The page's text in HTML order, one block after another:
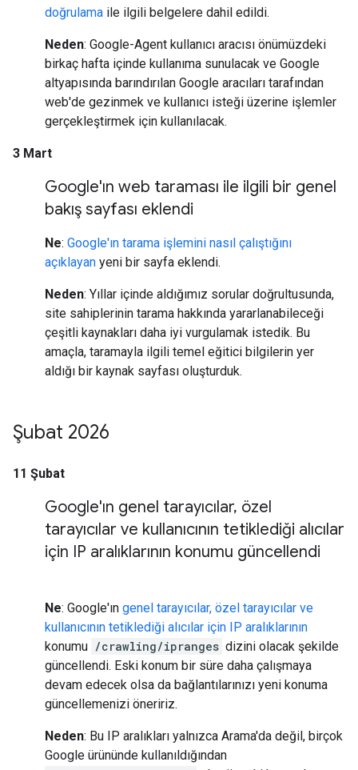
doğrulama ile ilgili belgelere dahil edildi.
Neden: Google-Agent kullanıcı aracısı önümüzdeki
birkaç hafta içinde kullanıma sunulacak ve Google
altyapısında barındırılan Google aracıları tarafından
web'de gezinmek ve kullanıcı isteği üzerine işlemler
gerçekleştirmek için kullanılacak.
3 Mart
Google'ın web taraması ile ilgili bir genel
bakış sayfası eklendi
Ne: Google'ın tarama işlemini nasıl çalıştığını
açıklayan yeni bir sayfa eklendi.
Neden: Yıllar içinde aldığımız sorular doğrultusunda,
site sahiplerinin tarama hakkında yararlanabileceği
çeşitli kaynakları daha iyi vurgulamak istedik. Bu
amaçla, taramayla ilgili temel eğitici bilgilerin yer
aldığı bir kaynak sayfası oluşturduk.
Şubat 2026
11 Şubat
Google'ın genel tarayıcılar, özel
tarayıcılar ve kullanıcının tetiklediği alıcılar
için IP aralıklarının konumu güncellendi
Ne: Google'ın genel tarayıcılar, özel tarayıcılar ve
kullanıcının tetiklediği alıcılar için IP aralıklarının
konumu /crawling/ipranges dizini olacak şekilde
güncellendi. Eski konum bir süre daha çalışmaya
devam edecek olsa da bağlantılarınızı yeni konuma
güncellemenizi öneririz.
Neden: Bu IP aralıkları yalnızca Arama'da değil, birçok
Google ürününde kullanıldığından